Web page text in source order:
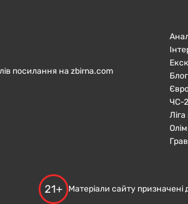
посилання на zbirna.com
ЧC-
21+ Матеріали сайту призначені